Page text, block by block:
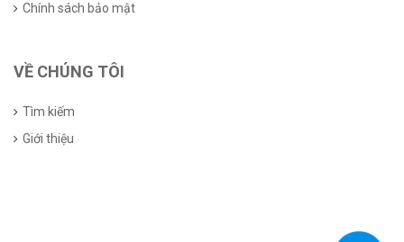
Chính sách bảo mật
VỀ CHÚNG TÔI
Tìm kiếm
Giới thiệu